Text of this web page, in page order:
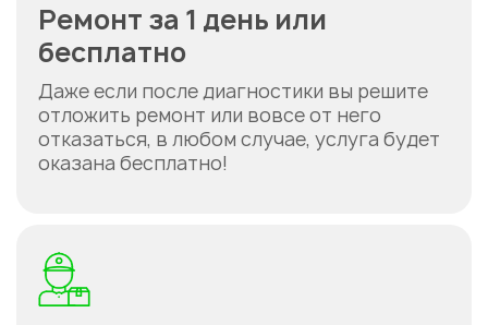
Ремонт за 1 день или
бесплатно
Даже если после диагностики вы решите
отложить ремонт или вовсе от него
отказаться, в любом случае, услуга будет
оказана бесплатно!